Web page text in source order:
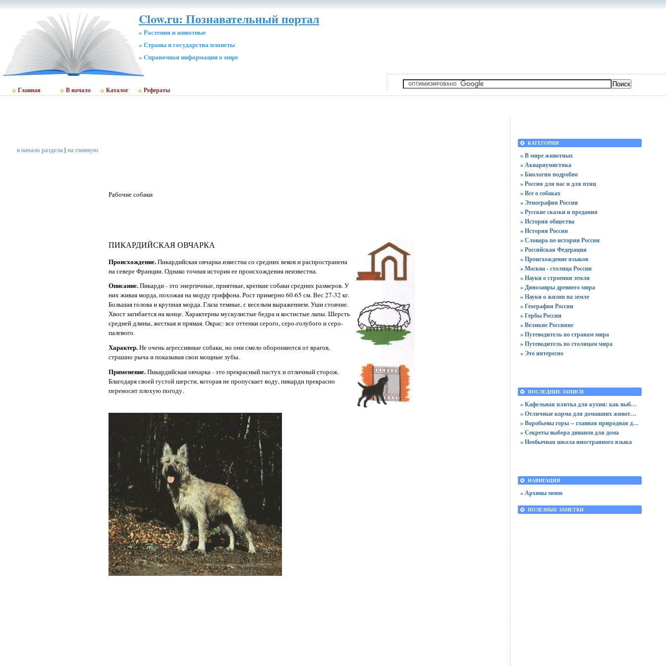
Clow.ru: Познавательный портал
» Растения и животные
» Страны и государства планеты
» Cправочная информация о мире
Главная В начало Каталог Рефераты
в начало раздела| на главную
Рабочие собаки
ПИКАРДИЙСКАЯ ОВЧАРКА
Происхождение.Пикардийская овчарка известна со средних веков и распространена
на севере Франции. Однако точная история ее происхождения неизвестна.
Описание.Пикарди - это энергичные, приятные, крепкие собаки средних размеров. У
них живая морда, похожая на морду гриффона. Рост примерно 60-65 см. Вес 27-32 кг.
Большая голова и крупная морда. Глаза темные, с веселым выражением. Уши стоячие.
Хвост загибается на конце. Характерны мускулистые бедра и костистые лапы. Шерсть
средней длины, жесткая и прямая. Окрас: все оттенки серого, серо-голубого и серо-
палевого.
Характер.Не очень агрессивные собаки, но они смело обороняются от врагов,
страшно рыча и показывая свои мощные зубы.
Применение.Пикардийская овчарка - это прекрасный пастух и отличный сторож.
Благодаря своей густой шерсти, которая не пропускает воду, пикарди прекрасно
переносит плохую погоду.
КАТЕГОРИИ
» В мире животных
» Аквариумистика
» Биология подробно
» Россия для нас и для птиц
» Все о собаках
» Этнография России
» Русские сказки и предания
» История общества
» История России
» Словарь по истории России
» Российская Федерация
» Происхождение языков
» Москва - столица России
» Науки о строении земли
» Динозавры древнего мира
» Науки о жизни на земле
» География России
» Гербы России
» Великие Россияне
» Путеводитель по странам мира
» Путеводитель по столицам мира
» Это интересно
ПОСЛЕДНИЕ ЗАПИСИ
» Кафельная плитка для кухни: как выбрать практичную отделку
» Отличные корма для домашних животных
» Воробьевы горы -- главная природная достопримечательность Москвы
» Секреты выбора диванов для дома
» Необычная школа иностранного языка
НАВИГАЦИЯ
» Архивы меню
ПОЛЕЗНЫЕ ЗАМЕТКИ